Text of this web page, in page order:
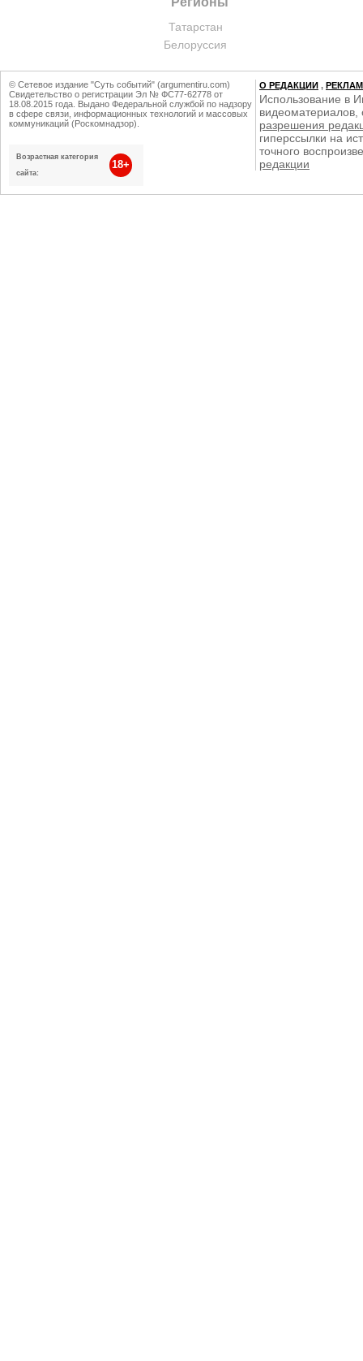
Татарстан
Белоруссия
© Сетевое издание "Суть событий" (argumentiru.com)
Свидетельство о регистрации Эл № ФС77-62778 от
18.08.2015 года. Выдано Федеральной службой по надзору
в сфере связи, информационных технологий и массовых
коммуникаций (Роскомнадзор).
Возрастная категория
сайта:
18+
О РЕДАКЦИИ ,
Использование в
видеоматериалов,
разрешения
гиперссылки на
точного
редакции